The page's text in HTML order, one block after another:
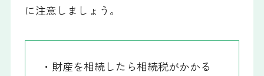
に注意しましょう。
・財産を相続したら相続税がかかる